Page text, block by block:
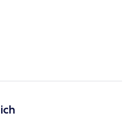
of them. This was